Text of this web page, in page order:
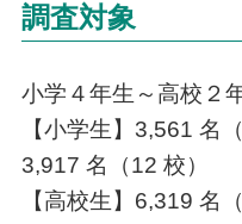
調査対象
小学４年生～高校２
【小学生】3,561 名
3,917 名（12 校）
【高校生】6,319